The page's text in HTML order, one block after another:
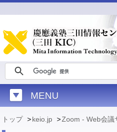
MENU
トップ >keio.jp >Zoom - Web会議